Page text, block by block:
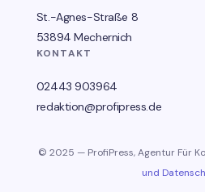
St.-Agnes-Straße 8
53894 Mechernich
KONTAKT
02443 903964
redaktion@profipress.de
© 2025 — ProfiPress, Agentur Für
und